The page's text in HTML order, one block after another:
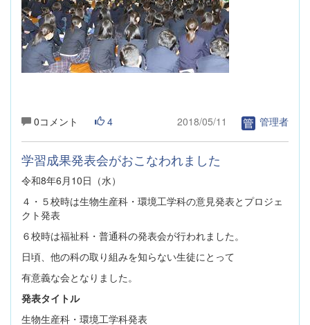
0コメント 4 2018/05/11 管理者
学習成果発表会がおこなわれました
令和8年6月10日（水）
４・５校時は生物生産科・環境工学科の意見発表とプロジェ
クト発表
６校時は福祉科・普通科の発表会が行われました。
日頃、他の科の取り組みを知らない生徒にとって
有意義な会となりました。
発表タイトル
生物生産科・環境工学科発表